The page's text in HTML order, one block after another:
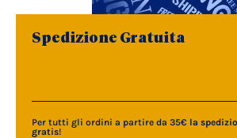
Spedizione Gratuita
Per tutti gli ordini a partire da 35€ la
gratis!